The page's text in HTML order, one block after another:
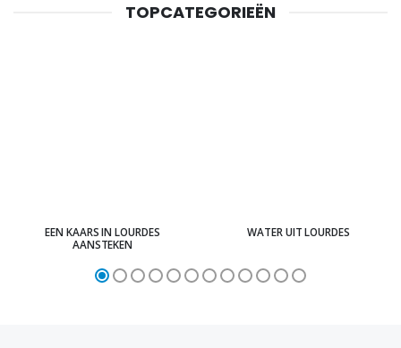
TOPCATEGORIEËN
EEN KAARS IN LOURDES
AANSTEKEN
WATER UIT LOURDES